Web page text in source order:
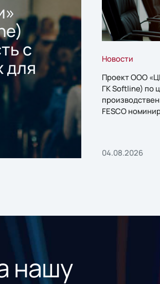
с
для
Новости
Проект ООО
ГК Softline) по
FESCO
04.08.2026
нашу